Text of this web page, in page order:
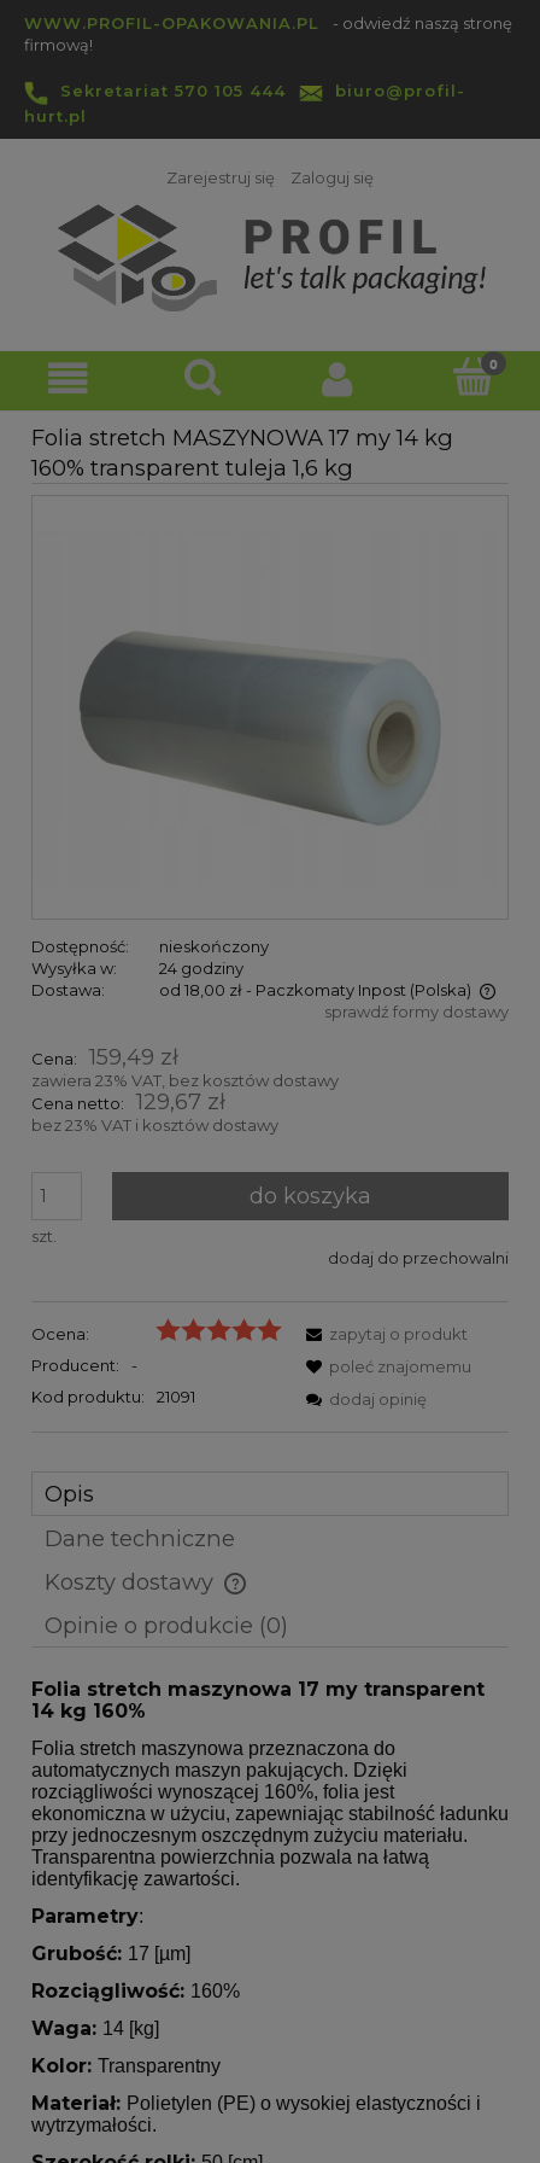
WWW.PROFIL-OPAKOWANIA.PL
- odwiedź naszą stronę
firmową!
Sekretariat 570 105 444
biuro@profil-
hurt.pl
Zarejestruj się Zaloguj się
Folia stretch MASZYNOWA 17 my 14 kg
160% transparent tuleja 1,6 kg
Dostępność:
nieskończony
Wysyłka w:
24 godziny
Dostawa:
od 18,00 zł - Paczkomaty Inpost (Polska)
Cena nie zawiera ewentualnych kosztów płatności
sprawdź formy dostawy
Cena: 159,49 zł
zawiera 23% VAT, bez kosztów dostawy
Cena netto:
129,67 zł
bez 23% VAT i kosztów dostawy
szt.
do koszyka
dodaj do przechowalni
Ocena:
Producent:
-
Kod produktu:
21091
zapytaj o produkt
poleć znajomemu
dodaj opinię
Opis
Dane techniczne
Koszty dostawy
Cena nie zawiera ewentualnych kosztów płatności
Opinie o produkcie (0)
Folia stretch maszynowa 17 my transparent
14 kg 160%
Folia stretch maszynowa przeznaczona do
automatycznych maszyn pakujących. Dzięki
rozciągliwości wynoszącej 160%, folia jest
ekonomiczna w użyciu, zapewniając stabilność ładunku
przy jednoczesnym oszczędnym zużyciu materiału.
Transparentna powierzchnia pozwala na łatwą
identyfikację zawartości.
Parametry:
Grubość: 17 [µm]
Rozciągliwość: 160%
Waga: 14 [kg]
Kolor: Transparentny
Materiał: Polietylen (PE) o wysokiej elastyczności i
wytrzymałości.